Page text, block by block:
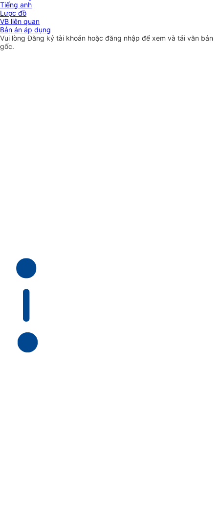
Tiếng anh
Lược đồ
VB liên quan
Bản án áp dụng
Vui lòngĐăng ký tài khoản hoặc đăng nhập để xem và tải văn bản
gốc.